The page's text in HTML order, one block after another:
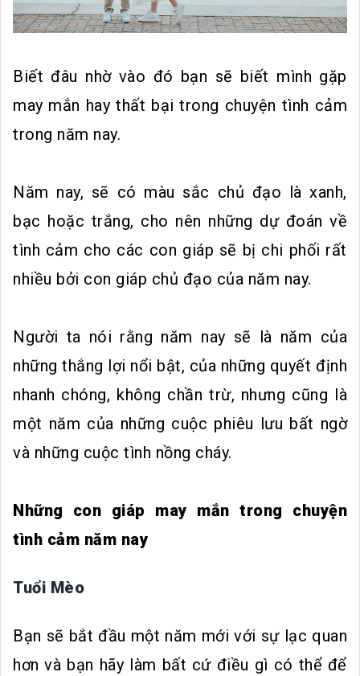
Biết đâu nhờ vào đó bạn sẽ biết mình gặp
may mắn hay thất bại trong chuyện tình cảm
trong năm nay.
Năm nay, sẽ có màu sắc chủ đạo là xanh,
bạc hoặc trắng, cho nên những dự đoán về
tình cảm cho các con giáp sẽ bị chi phối rất
nhiều bởi con giáp chủ đạo của năm nay.
Người ta nói rằng năm nay sẽ là năm của
những thắng lợi nổi bật, của những quyết định
nhanh chóng, không chần trừ, nhưng cũng là
một năm của những cuộc phiêu lưu bất ngờ
và những cuộc tình nồng cháy.
Những con giáp may mắn trong chuyện
tình cảm năm nay
Tuổi Mèo
Bạn sẽ bắt đầu một năm mới với sự lạc quan
hơn và bạn hãy làm bất cứ điều gì có thể để